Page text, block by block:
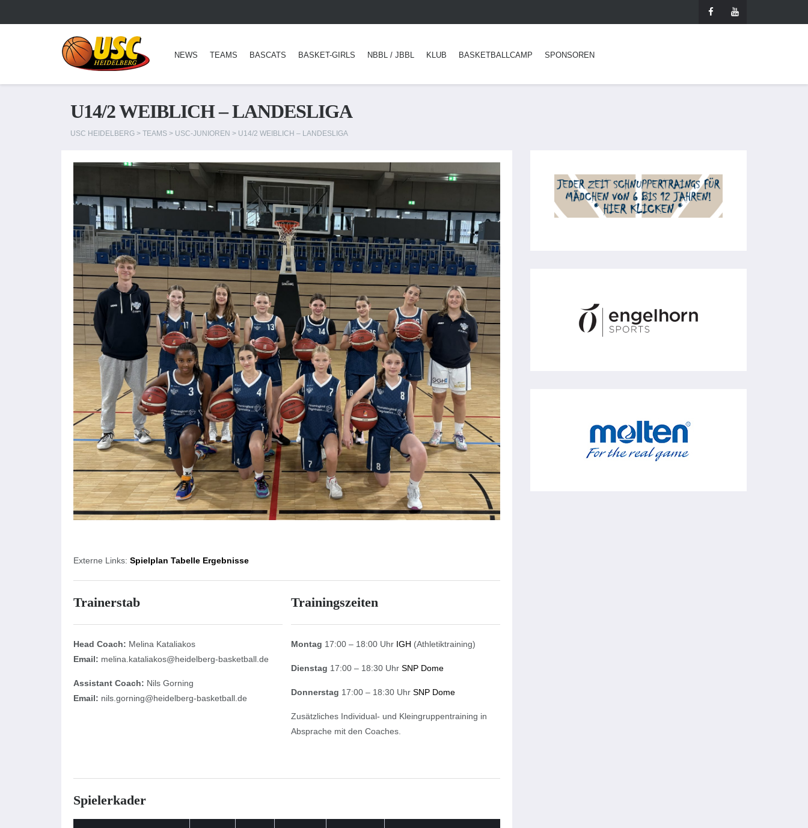
NEWS TEAMS BASCATS BASKET-GIRLS NBBL / JBBL KLUB BASKETBALLCAMP SPONSOREN
U14/2 WEIBLICH – LANDESLIGA
USC HEIDELBERG > TEAMS > USC-JUNIOREN > U14/2 WEIBLICH – LANDESLIGA
Externe Links:Spielplan Tabelle Ergebnisse
Trainerstab
Head Coach: Melina Kataliakos
Email: melina.kataliakos@heidelberg-basketball.de
Assistant Coach: Nils Gorning
Email: nils.gorning@heidelberg-basketball.de
Trainingszeiten
Montag 17:00 – 18:00 Uhr IGH (Athletiktraining)
Dienstag 17:00 – 18:30 UhrSNP Dome
Donnerstag 17:00 – 18:30 UhrSNP Dome
Zusätzliches Individual- und Kleingruppentraining in
Absprache mit den Coaches.
Spielerkader